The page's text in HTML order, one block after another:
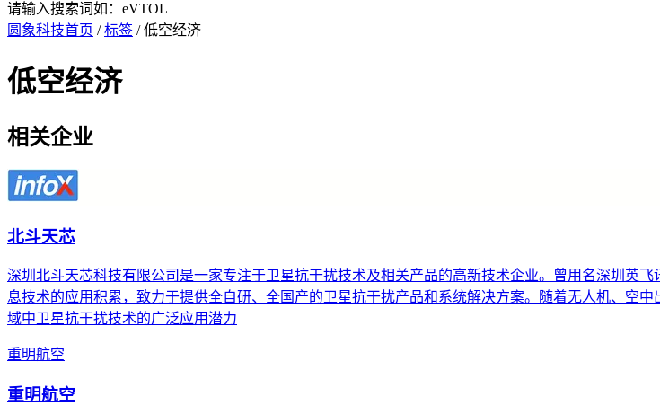
请输入搜索词如：eVTOL
圆象科技首页 /标签 / 低空经济
低空经济
相关企业
北斗天芯
深圳北斗天芯科技有限公司是一家专注于卫星抗干扰技术及相关产品的高新技术企业。曾用名深圳英
息技术的应用积累，致力于提供全自研、全国产的卫星抗干扰产品和系统解决方案。随着无人机、空
域中卫星抗干扰技术的广泛应用潜力
重明航空
重明航空